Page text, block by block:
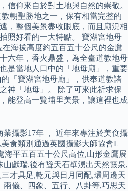
信仰來自於對土地與自然的崇敬。
朝聖勝地之一，保有相當完整的
，整個美景盡收眼底，而且廟況相
照好看的一大特點。 寶湖宮地母
海拔高度約五百五十公尺的金鷹
六年，香火鼎盛，為全臺道教地母
是當地人口中的「地母廟」，重要
「寶湖宮地母廟」，供奉道教諸
神「地母」。 除了可來此祈求保
能登高一覽埔里美景，讓這裡也成
攝影17年 ， 近年來專注於美食攝
食類別通過英國攝影大師協會L
海平五百五十公尺高位,山形金鷹展
山獻瑞,後有聳天石壁湧出天然靈泉,
才具足,乾元與日月同配,環周邊天
儀、四象、五行、八卦等,巧思天